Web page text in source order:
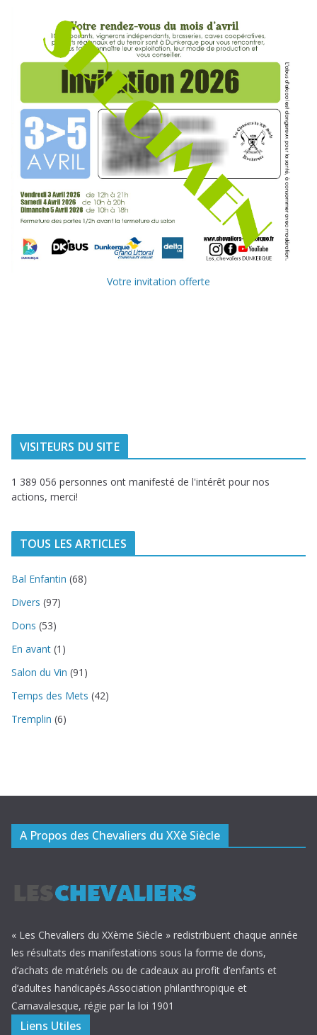
Votre invitation offerte
VISITEURS DU SITE
1 389 056 personnes ont manifesté de l'intérêt pour nos
actions, merci!
TOUS LES ARTICLES
Bal Enfantin (68)
Divers (97)
Dons (53)
En avant (1)
Salon du Vin (91)
Temps des Mets (42)
Tremplin (6)
A Propos des Chevaliers du XXè Siècle
« Les Chevaliers du XXème Siècle » redistribuent chaque année
les résultats des manifestations sous la forme de dons,
d’achats de matériels ou de cadeaux au profit d’enfants et
d’adultes handicapés.Association philanthropique et
Carnavalesque, régie par la loi 1901
Liens Utiles